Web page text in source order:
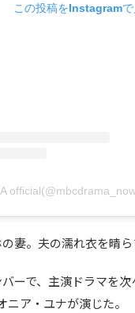
この投稿をInstagramで
妻。夫の濡れ衣を晴ら
ーで、主演ドラマを
ニア・ユナが演じた。